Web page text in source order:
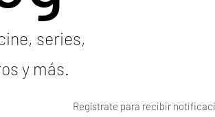
series,
y más.
Regístrate para recibir